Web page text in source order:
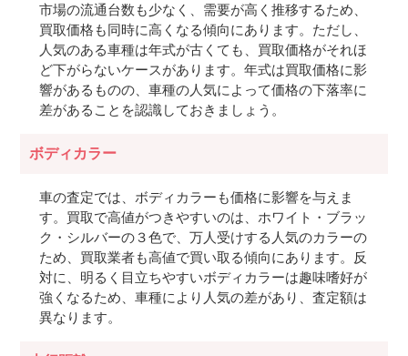
市場の流通台数も少なく、需要が高く推移するため、
買取価格も同時に高くなる傾向にあります。ただし、
人気のある車種は年式が古くても、買取価格がそれほ
ど下がらないケースがあります。年式は買取価格に影
響があるものの、車種の人気によって価格の下落率に
差があることを認識しておきましょう。
ボディカラー
車の査定では、ボディカラーも価格に影響を与えま
す。買取で高値がつきやすいのは、ホワイト・ブラッ
ク・シルバーの３色で、万人受けする人気のカラーの
ため、買取業者も高値で買い取る傾向にあります。反
対に、明るく目立ちやすいボディカラーは趣味嗜好が
強くなるため、車種により人気の差があり、査定額は
異なります。